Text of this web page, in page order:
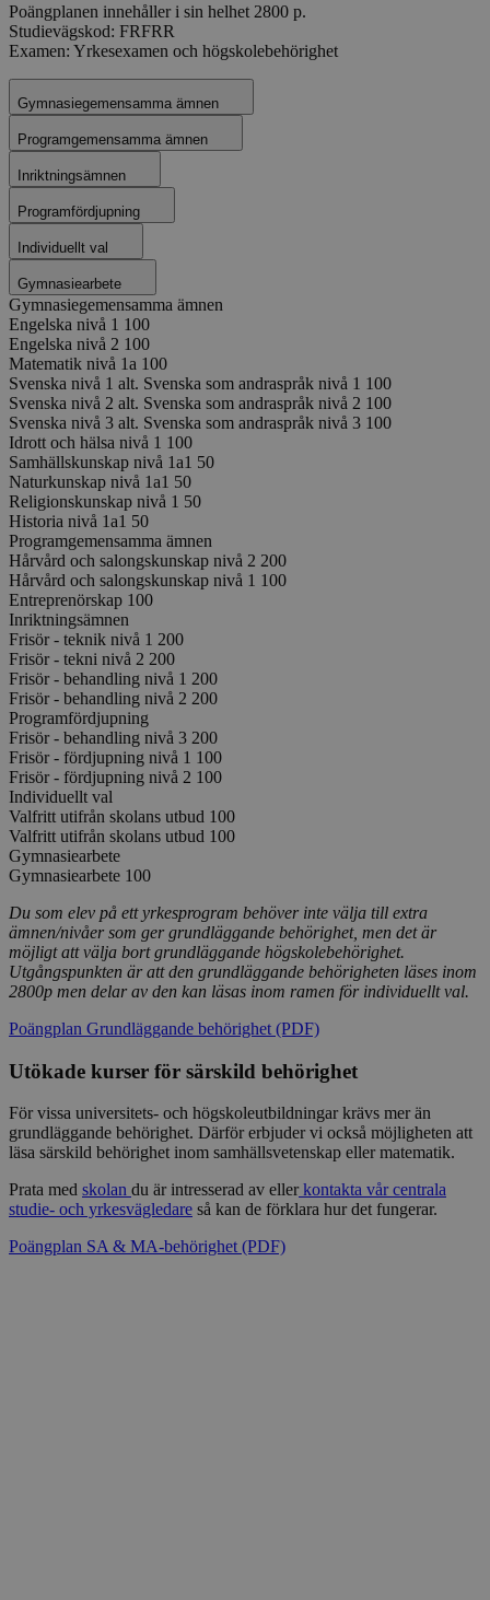
Poängplanen innehåller i sin helhet 2800 p.
Studievägskod: FRFRR
Examen: Yrkesexamen och högskolebehörighet
Gymnasiegemensamma ämnen
Programgemensamma ämnen
Inriktningsämnen
Programfördjupning
Individuellt val
Gymnasiearbete
Gymnasiegemensamma ämnen
Engelska nivå 1 100
Engelska nivå 2 100
Matematik nivå 1a 100
Svenska nivå 1 alt. Svenska som andraspråk nivå 1 100
Svenska nivå 2 alt. Svenska som andraspråk nivå 2 100
Svenska nivå 3 alt. Svenska som andraspråk nivå 3 100
Idrott och hälsa nivå 1 100
Samhällskunskap nivå 1a1 50
Naturkunskap nivå 1a1 50
Religionskunskap nivå 1 50
Historia nivå 1a1 50
Programgemensamma ämnen
Hårvård och salongskunskap nivå 2 200
Hårvård och salongskunskap nivå 1 100
Entreprenörskap 100
Inriktningsämnen
Frisör - teknik nivå 1 200
Frisör - tekni nivå 2 200
Frisör - behandling nivå 1 200
Frisör - behandling nivå 2 200
Programfördjupning
Frisör - behandling nivå 3 200
Frisör - fördjupning nivå 1 100
Frisör - fördjupning nivå 2 100
Individuellt val
Valfritt utifrån skolans utbud 100
Valfritt utifrån skolans utbud 100
Gymnasiearbete
Gymnasiearbete 100
Du som elev på ett yrkesprogram behöver inte välja till extra
ämnen/nivåer som ger grundläggande behörighet, men det är
möjligt att välja bort grundläggande högskolebehörighet.
Utgångspunkten är att den grundläggande behörigheten läses inom
2800p men delar av den kan läsas inom ramen för individuellt val.
Poängplan Grundläggande behörighet (PDF)
Utökade kurser för särskild behörighet
För vissa universitets- och högskoleutbildningar krävs mer än
grundläggande behörighet. Därför erbjuder vi också möjligheten att
läsa särskild behörighet inom samhällsvetenskap eller matematik.
Prata med skolan du är intresserad av ellerkontakta vår centrala
studie- och yrkesvägledare så kan de förklara hur det fungerar.
Poängplan SA & MA-behörighet (PDF)